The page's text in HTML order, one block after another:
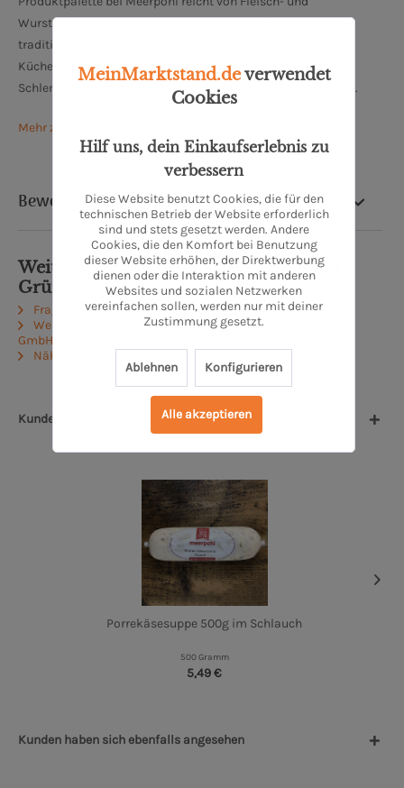
Wurstspezialitäten über hausgemachte Convienence bis zu
traditionell nach altem Rezept hergestellten
Küchenerzeugnissen. Traditionelle und moderne
Schlemmerküchenqualität findet man hier zu fairen Preisen.
Mehr zu Meerpohl Spezialitäten-Fleischerei
Bewertung
Weiterführende Links zu "Oldenburger
Grünkohlparty"
Fragen zum Artikel?
Weitere Artikel von MEERPOHL Spezialitäten-Fleischerei
GmbH
Näheres zum Produzenten
Kunden kauften auch
Porrekäsesuppe 500g im Schlauch
500 Gramm
5,49 €
Kunden haben sich ebenfalls angesehen
MeinMarktstand.deverwendet
Cookies
Hilf uns, dein Einkaufserlebnis zu
verbessern
Diese Website benutzt Cookies, die für den
technischen Betrieb der Website erforderlich
sind und stets gesetzt werden. Andere
Cookies, die den Komfort bei Benutzung
dieser Website erhöhen, der Direktwerbung
dienen oder die Interaktion mit anderen
Websites und sozialen Netzwerken
vereinfachen sollen, werden nur mit deiner
Zustimmung gesetzt.
Ablehnen Konfigurieren
Alle akzeptieren